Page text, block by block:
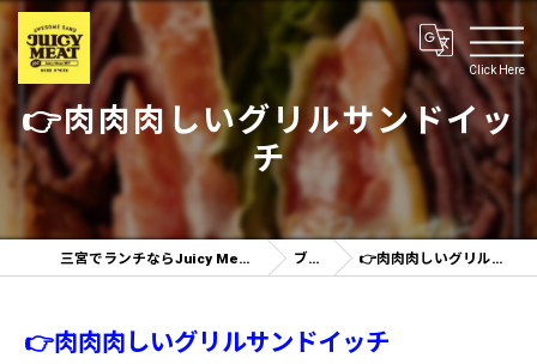
Click Here
👉肉肉肉しいグリルサンドイッ
チ
三宮でランチならJuicy Meat 神戸三ノ宮店 ブログ 👉肉肉肉しいグリルサンドイッチ
👉肉肉肉しいグリルサンドイッチ